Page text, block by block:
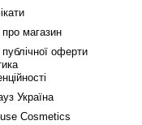
про магазин
публічної оферти
Україна
Cosmetics